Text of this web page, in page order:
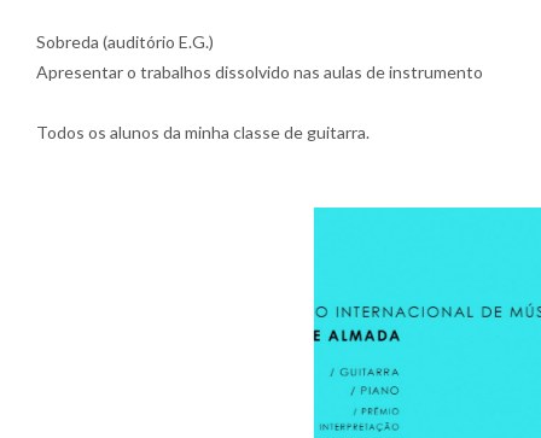
Sobreda (auditório E.G.)
Apresentar o trabalhos dissolvido nas aulas de instrumento
Todos os alunos da minha classe de guitarra.